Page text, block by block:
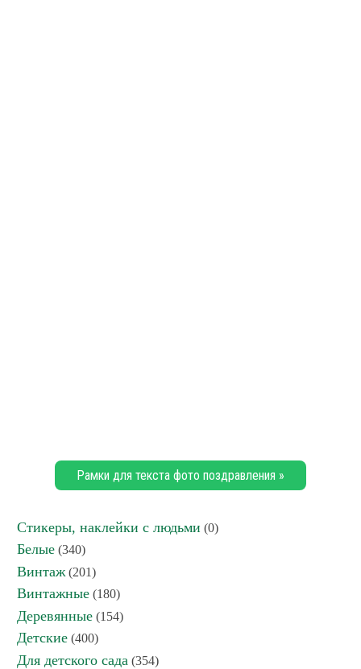
Рамки для текста фото поздравления »
Стикеры, наклейки с людьми (0)
Белые (340)
Винтаж (201)
Винтажные (180)
Деревянные (154)
Детские (400)
Для детского сада (354)